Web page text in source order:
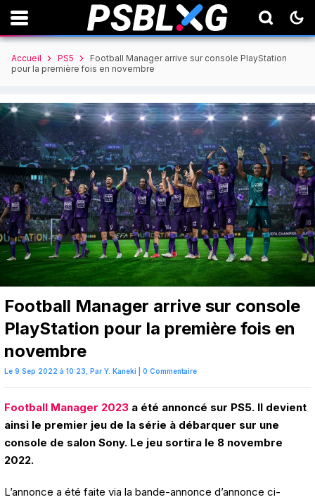
Accueil PS5
Football Manager arrive sur console PlayStation
pour la première fois en novembre
Football Manager arrive sur console
PlayStation pour la première fois en
novembre
Le 9 Sep 2022 à 10:23, Par Y. Kaneki 0 Commentaire
Football Manager 2023 a été annoncé sur PS5. Il devient
ainsi le premier jeu de la série à débarquer sur une
console de salon Sony. Le jeu sortira le 8 novembre
2022.
L’annonce a été faite via la bande-annonce d’annonce ci-